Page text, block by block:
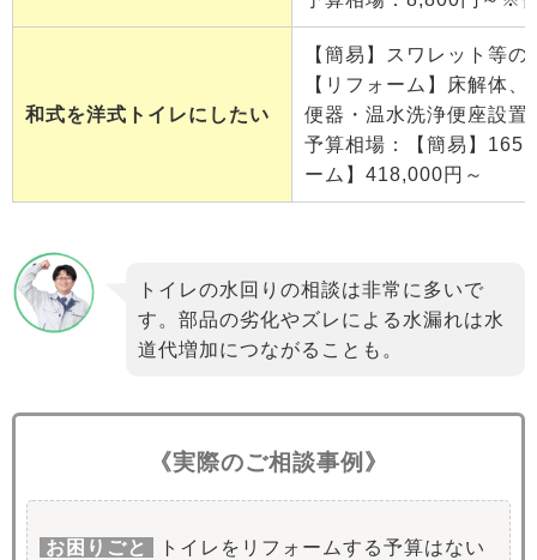
和式を洋式トイレにしたい
【簡易】スワレット等の
【リフォーム】床解体
便器・温水洗浄便座設置
予算相場：【簡易】
ーム】418,000円～
トイレの水回りの相談は非常に多いで
す。部品の劣化やズレによる水漏れは水
道代増加につながることも。
《実際のご相談事例》
お困りごと
トイレをリフォームする予算はない